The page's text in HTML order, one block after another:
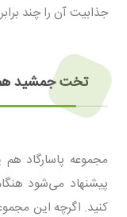
جذابیت آن را چند
تخت جمشید
مجموعه پاسارگاد
پیشنهاد می‌شود
کنید. اگرچه این